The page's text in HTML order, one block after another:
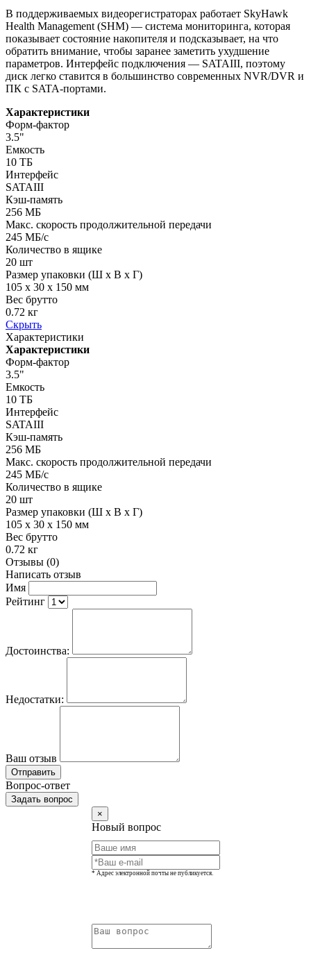
В поддерживаемых видеорегистраторах работает SkyHawk
Health Management (SHM) — система мониторинга, которая
показывает состояние накопителя и подсказывает, на что
обратить внимание, чтобы заранее заметить ухудшение
параметров. Интерфейс подключения — SATAIII, поэтому
диск легко ставится в большинство современных NVR/DVR и
ПК с SATA-портами.
Характеристики
Форм-фактор
3.5"
Емкость
10 ТБ
Интерфейc
SATAIII
Кэш-память
256 МБ
Макс. скорость продолжительной передачи
245 МБ/c
Количество в ящике
20 шт
Размер упаковки (Ш х В х Г)
105 x 30 x 150 мм
Вес брутто
0.72 кг
Скрыть
Характеристики
Характеристики
Форм-фактор
3.5"
Емкость
10 ТБ
Интерфейc
SATAIII
Кэш-память
256 МБ
Макс. скорость продолжительной передачи
245 МБ/c
Количество в ящике
20 шт
Размер упаковки (Ш х В х Г)
105 x 30 x 150 мм
Вес брутто
0.72 кг
Отзывы (0)
Написать отзыв
Имя
Рейтинг
Достоинства:
Недостатки:
Ваш отзыв
Отправить
Вопрос-ответ
Задать вопрос
×
Новый вопрос
* Адрес электронной почты не публикуется.